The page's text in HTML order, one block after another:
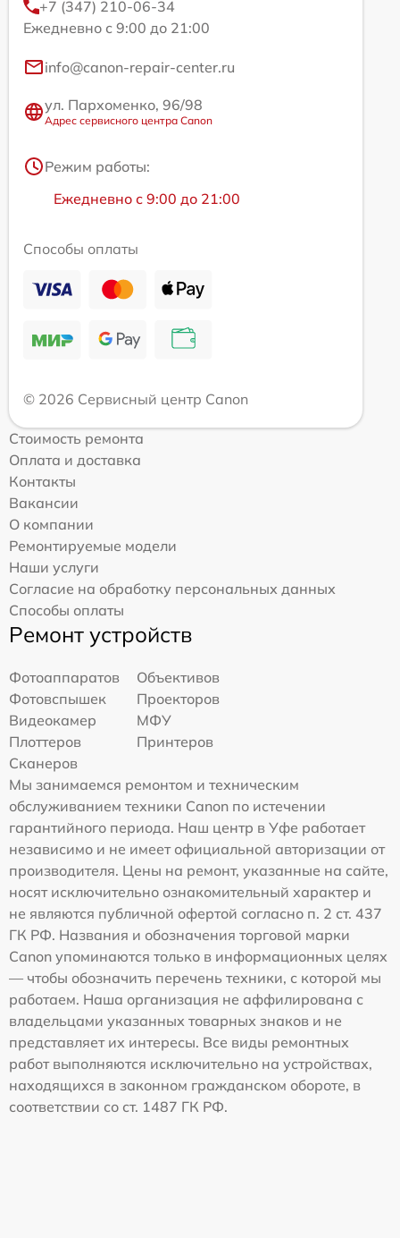
+7 (347) 210-06-34
Ежедневно с 9:00 до 21:00
info@canon-repair-center.ru
ул. Пархоменко, 96/98
Адрес сервисного центра Canon
Режим работы:
Ежедневно с 9:00 до 21:00
Способы оплаты
© 2026 Сервисный центр Canon
Стоимость ремонта
Оплата и доставка
Контакты
Вакансии
О компании
Ремонтируемые модели
Наши услуги
Согласие на обработку персональных данных
Способы оплаты
Ремонт устройств
Фотоаппаратов
Объективов
Фотовспышек
Проекторов
Видеокамер
МФУ
Плоттеров
Принтеров
Сканеров
Мы занимаемся ремонтом и техническим
обслуживанием техники Canon по истечении
гарантийного периода. Наш центр в Уфе работает
независимо и не имеет официальной авторизации от
производителя. Цены на ремонт, указанные на сайте,
носят исключительно ознакомительный характер и
не являются публичной офертой согласно п. 2 ст. 437
ГК РФ. Названия и обозначения торговой марки
Canon упоминаются только в информационных целях
— чтобы обозначить перечень техники, с которой мы
работаем. Наша организация не аффилирована с
владельцами указанных товарных знаков и не
представляет их интересы. Все виды ремонтных
работ выполняются исключительно на устройствах,
находящихся в законном гражданском обороте, в
соответствии со ст. 1487 ГК РФ.